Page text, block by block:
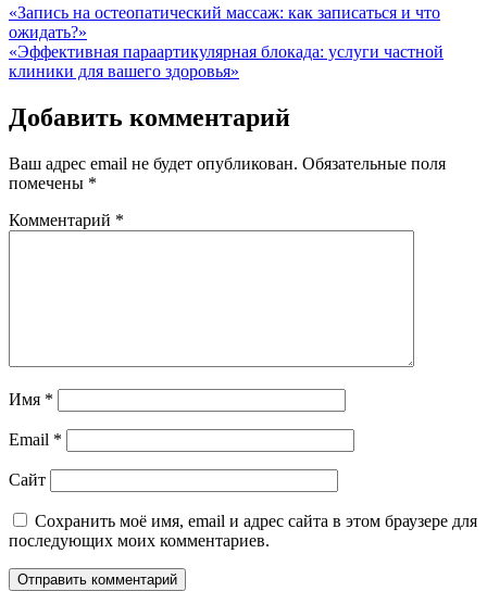
Навигация
по
записям
«Запись на остеопатический массаж: как записаться и что
ожидать?»
«Эффективная параартикулярная блокада: услуги частной
клиники для вашего здоровья»
Добавить комментарий
Ваш адрес email не будет опубликован. Обязательные поля
помечены *
Комментарий *
Имя *
Email *
Сайт
Сохранить моё имя, email и адрес сайта в этом браузере для
последующих моих комментариев.